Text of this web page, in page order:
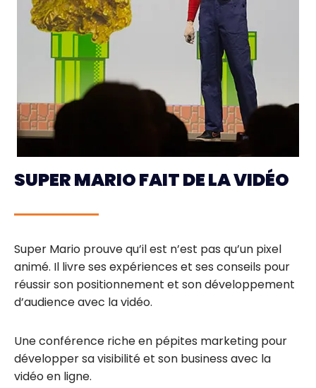
SUPER MARIO FAIT DE LA VIDÉO
Super Mario prouve qu’il est n’est pas qu’un pixel
animé. Il livre ses expériences et ses conseils pour
réussir son positionnement et son développement
d’audience avec la vidéo.
Une conférence riche en pépites marketing pour
développer sa visibilité et son business avec la
vidéo en ligne.